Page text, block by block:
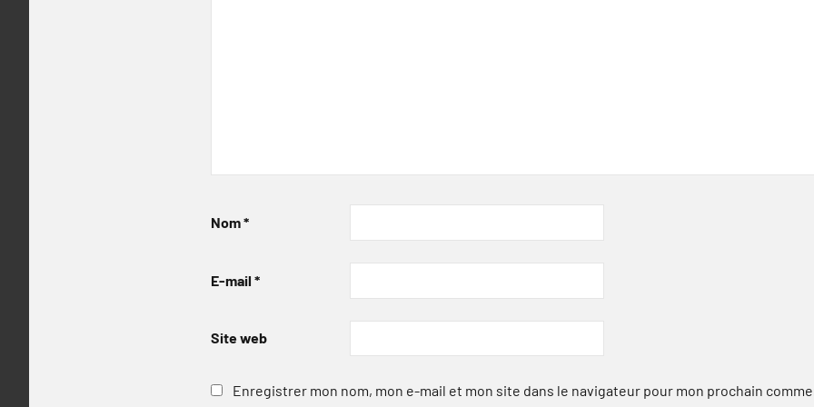
Nom*
E-mail *
Site web
Enregistrer mon nom, mon e-mail et mon site dans le navigateur pour mon prochain